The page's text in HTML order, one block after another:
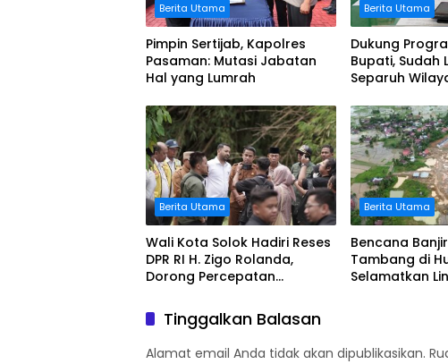
Berita Utama
Pimpin Sertijab, Kapolres
Pasaman: Mutasi Jabatan
Hal yang Lumrah
Berita Utama
Dukung
Bupati, Sudah
Separuh
Terkoneksi
Berita Utama
Wali Kota Solok Hadiri Reses
DPR RI H. Zigo Rolanda,
Dorong Percepatan
Pemulihan Pascabencana
Berita Utama
Bencana
Tambang di
Selamatkan
Tinggalkan Balasan
Alamat email Anda tidak akan dipublikasikan.